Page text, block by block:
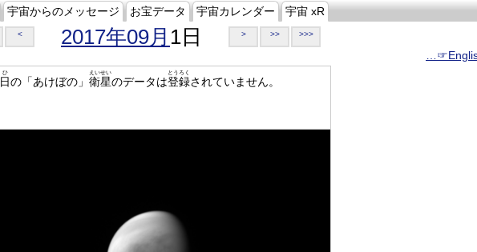
宇宙からのメッセージ お宝データ 宇宙カレンダー 宇宙 xR
< 2017年09月 1日 > >> >>>
日
ひ
の「あけぼの」 衛星
えいせい
のデータは登録
とうろく
されていません。